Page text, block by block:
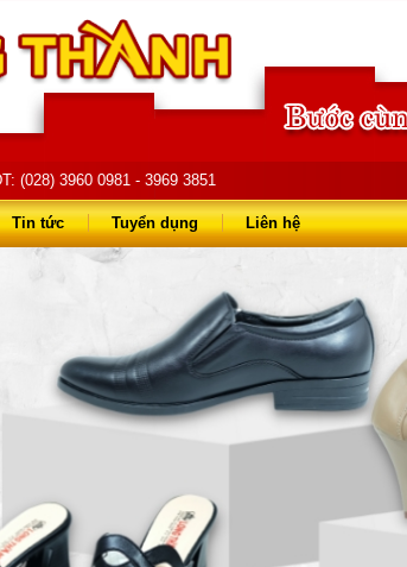
(028) 3960 0981 - 3969 3851
Tin tức Tuyển dụng Liên hệ